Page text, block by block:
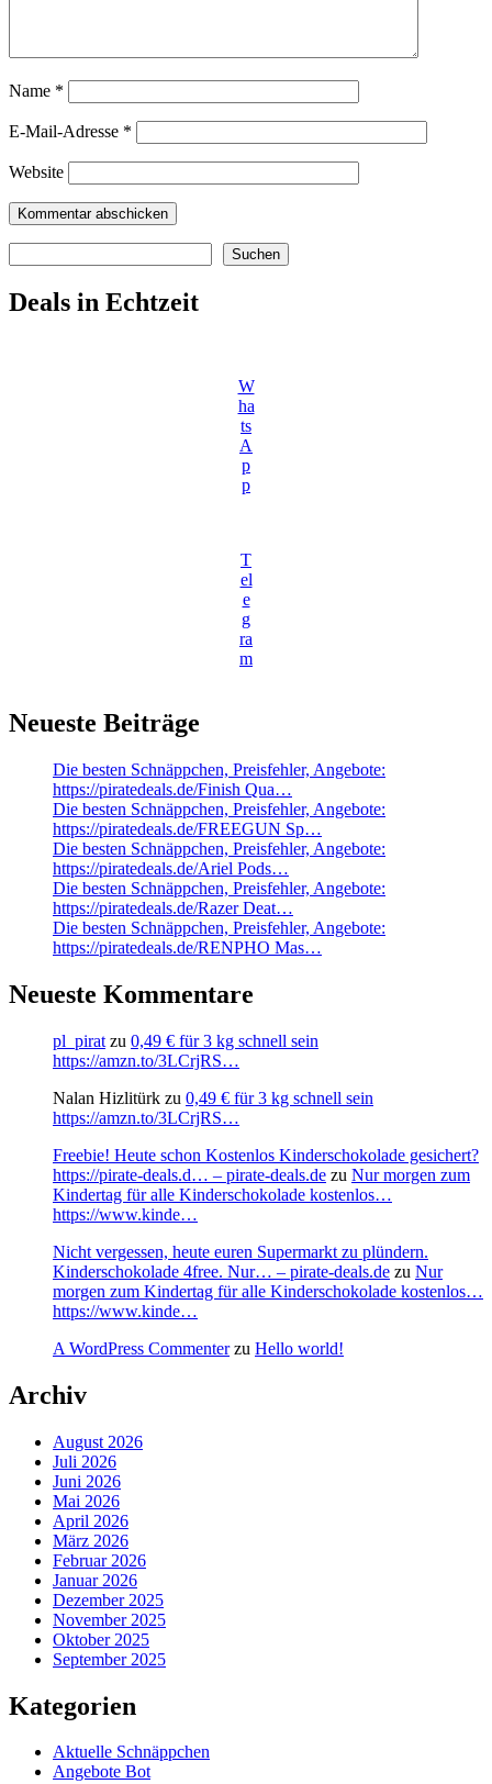
Name *
E-Mail-Adresse *
Website
Suchen
Deals in Echtzeit
W
ha
ts
A
p
p
T
el
e
g
ra
m
Neueste Beiträge
Die besten Schnäppchen, Preisfehler, Angebote:
https://piratedeals.de/Finish Qua…
Die besten Schnäppchen, Preisfehler, Angebote:
https://piratedeals.de/FREEGUN Sp…
Die besten Schnäppchen, Preisfehler, Angebote:
https://piratedeals.de/Ariel Pods…
Die besten Schnäppchen, Preisfehler, Angebote:
https://piratedeals.de/Razer Deat…
Die besten Schnäppchen, Preisfehler, Angebote:
https://piratedeals.de/RENPHO Mas…
Neueste Kommentare
pl_pirat zu 0,49 € für 3 kg schnell sein
https://amzn.to/3LCrjRS…
Nalan Hizlitürk zu 0,49 € für 3 kg schnell sein
https://amzn.to/3LCrjRS…
Freebie! Heute schon Kostenlos Kinderschokolade gesichert?
https://pirate-deals.d… – pirate-deals.de zu Nur morgen zum
Kindertag für alle Kinderschokolade kostenlos…
https://www.kinde…
Nicht vergessen, heute euren Supermarkt zu plündern.
Kinderschokolade 4free. Nur… – pirate-deals.de zu Nur
morgen zum Kindertag für alle Kinderschokolade kostenlos…
https://www.kinde…
A WordPress Commenterzu Hello world!
Archiv
August 2026
Juli 2026
Juni 2026
Mai 2026
April 2026
März 2026
Februar 2026
Januar 2026
Dezember 2025
November 2025
Oktober 2025
September 2025
Kategorien
Aktuelle Schnäppchen
Angebote Bot